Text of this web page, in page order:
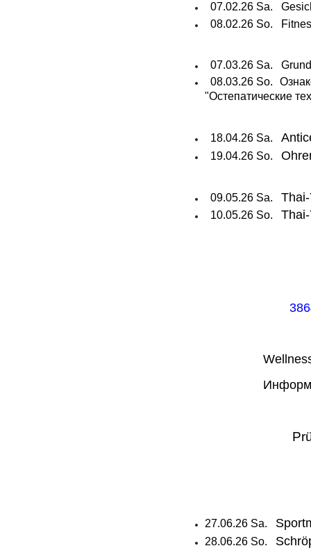
07.02.26 Sa.
08.02.26 So.
07.03.26 Sa.
08.03.26 So.
"Остепатические
18.04.26 Sa.
19.04.26 So.
09.05.26 Sa.
10.05.26 So.
27.06.26 Sa.
28.06.26 So.